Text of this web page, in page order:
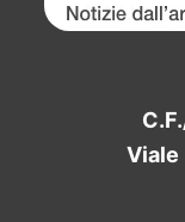
Viale